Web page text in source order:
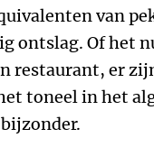
van
ontslag. Of het
restaurant, er
toneel in het